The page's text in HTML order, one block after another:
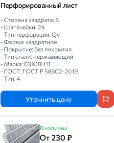
Перфорированный лист
- Сторона квадрата: 8
- Шаг ячейки: 24
- Тип перфорации: Qv
- Форма: квадратное
- Покрытие: без покрытия
- Тип стали: нержавеющий
- Марка: 03Х18Н11
- ГОСТ: ГОСТ Р 58602-2019
- Тип: 4
Уточнить цену
В наличии
От 230 ₽